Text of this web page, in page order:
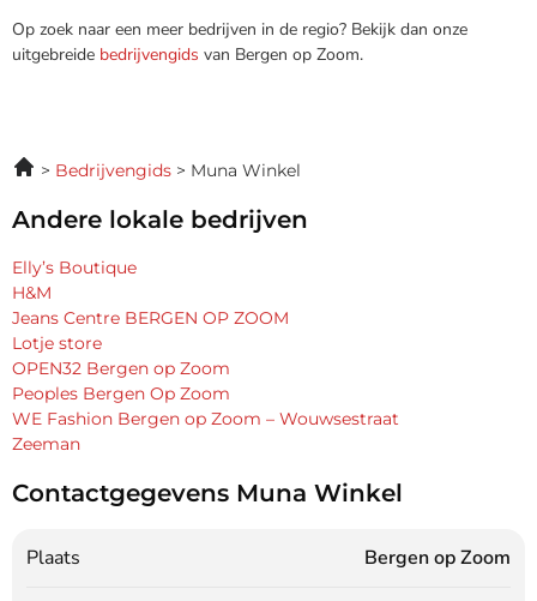
Op zoek naar een meer bedrijven in de regio? Bekijk dan onze
uitgebreide bedrijvengids van Bergen op Zoom.
Bedrijvengids Muna Winkel
Andere lokale bedrijven
Elly’s Boutique
H&M
Jeans Centre BERGEN OP ZOOM
Lotje store
OPEN32 Bergen op Zoom
Peoples Bergen Op Zoom
WE Fashion Bergen op Zoom – Wouwsestraat
Zeeman
Contactgegevens Muna Winkel
Plaats Bergen op Zoom